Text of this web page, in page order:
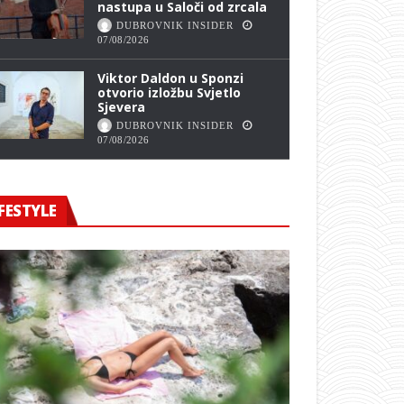
nastupa u Saloči od zrcala
DUBROVNIK INSIDER
07/08/2026
Viktor Daldon u Sponzi
otvorio izložbu Svjetlo
Sjevera
DUBROVNIK INSIDER
07/08/2026